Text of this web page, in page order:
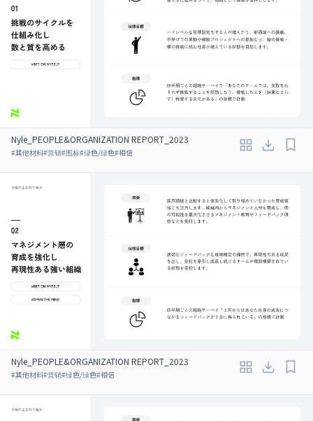
Nyle_PEOPLE&ORGANIZATION REPORT_2023
#其他材料#营销#图标#绿色/绿色#相信
Nyle_PEOPLE&ORGANIZATION REPORT_2023
#其他材料#营销#绿色/绿色#相信